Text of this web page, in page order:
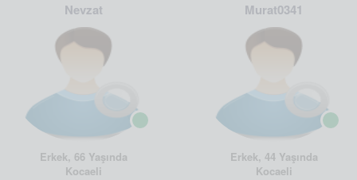
Nevzat
Erkek, 66 Yaşında
Kocaeli
Murat0341
Erkek, 44 Yaşında
Kocaeli